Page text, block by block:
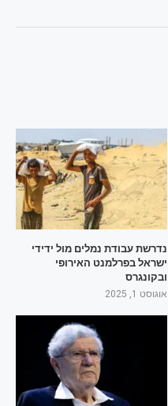
נדרשת עבודת נמלים מול ידידי
ישראל בפרלמנט האירופי
ובקונגרס
אוגוסט 1, 2025